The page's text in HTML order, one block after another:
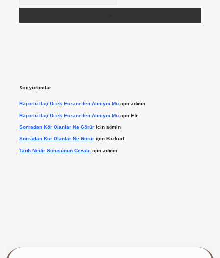
Son yorumlar
Raporlu Ilaç Direk Eczaneden Alınıyor Muiçin admin
Raporlu Ilaç Direk Eczaneden Alınıyor Muiçin Efe
Sonradan Kör Olanlar Ne Görüriçin admin
Sonradan Kör Olanlar Ne Görüriçin Bozkurt
Tarih Nedir Sorusunun Cevabı için admin